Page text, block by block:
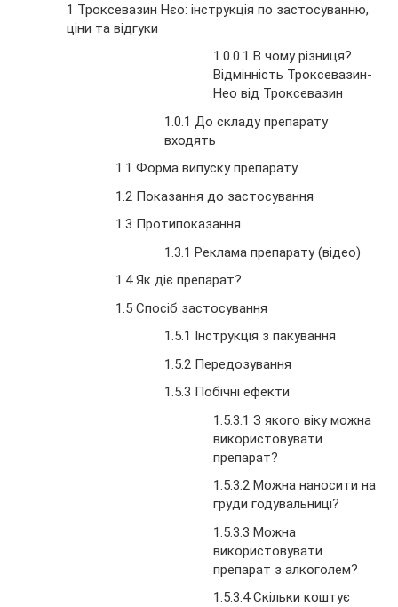
1 Троксевазин Нєо: інструкція по застосуванню,
ціни та відгуки
1.0.0.1 В чому різниця?
Відмінність Троксевазин-
Нео від Троксевазин
1.0.1 До складу препарату
входять
1.1 Форма випуску препарату
1.2 Показання до застосування
1.3 Протипоказання
1.3.1 Реклама препарату (відео)
1.4 Як діє препарат?
1.5 Спосіб застосування
1.5.1 Інструкція з пакування
1.5.2 Передозування
1.5.3 Побічні ефекти
1.5.3.1 З якого віку можна
використовувати
препарат?
1.5.3.2 Можна наносити на
груди годувальниці?
1.5.3.3 Можна
використовувати
препарат з алкоголем?
1.5.3.4 Скільки коштує